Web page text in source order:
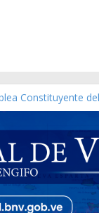
Constituyente
Mes V, Caracas 09